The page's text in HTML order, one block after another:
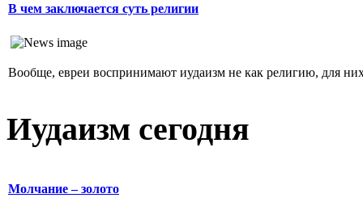
В чем заключается суть религии
Вообще, евреи воспринимают иудаизм не как религию, для
Иудаизм сегодня
Молчание – золото